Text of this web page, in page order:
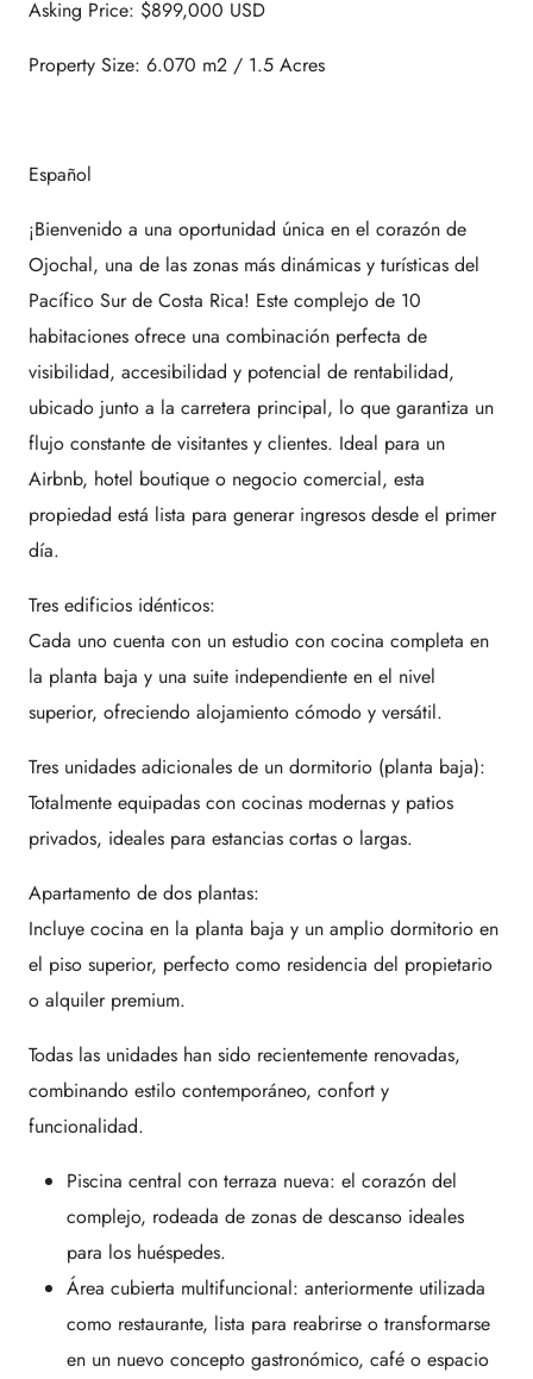
Asking Price: $899,000 USD
Property Size: 6.070 m2 / 1.5 Acres
Español
¡Bienvenido a una oportunidad única en el corazón de
Ojochal, una de las zonas más dinámicas y turísticas del
Pacífico Sur de Costa Rica! Este complejo de 10
habitaciones ofrece una combinación perfecta de
visibilidad, accesibilidad y potencial de rentabilidad,
ubicado junto a la carretera principal, lo que garantiza un
flujo constante de visitantes y clientes. Ideal para un
Airbnb, hotel boutique o negocio comercial, esta
propiedad está lista para generar ingresos desde el primer
día.
Tres edificios idénticos:
Cada uno cuenta con un estudio con cocina completa en
la planta baja y una suite independiente en el nivel
superior, ofreciendo alojamiento cómodo y versátil.
Tres unidades adicionales de un dormitorio (planta baja):
Totalmente equipadas con cocinas modernas y patios
privados, ideales para estancias cortas o largas.
Apartamento de dos plantas:
Incluye cocina en la planta baja y un amplio dormitorio en
el piso superior, perfecto como residencia del propietario
o alquiler premium.
Todas las unidades han sido recientemente renovadas,
combinando estilo contemporáneo, confort y
funcionalidad.
Piscina central con terraza nueva: el corazón del
complejo, rodeada de zonas de descanso ideales
para los huéspedes.
Área cubierta multifuncional: anteriormente utilizada
como restaurante, lista para reabrirse o transformarse
en un nuevo concepto gastronómico, café o espacio